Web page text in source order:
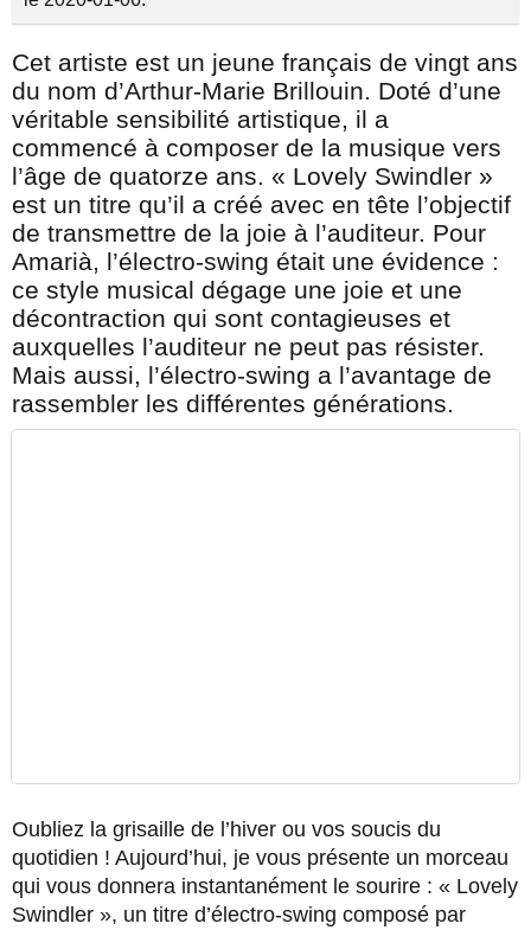
Cet artiste est un jeune français de vingt ans
du nom d’Arthur-Marie Brillouin. Doté d’une
véritable sensibilité artistique, il a
commencé à composer de la musique vers
l’âge de quatorze ans. « Lovely Swindler »
est un titre qu’il a créé avec en tête l’objectif
de transmettre de la joie à l’auditeur. Pour
Amarià, l’électro-swing était une évidence :
ce style musical dégage une joie et une
décontraction qui sont contagieuses et
auxquelles l’auditeur ne peut pas résister.
Mais aussi, l’électro-swing a l’avantage de
rassembler les différentes générations.
Oubliez la grisaille de l’hiver ou vos soucis du
quotidien ! Aujourd’hui, je vous présente un morceau
qui vous donnera instantanément le sourire : « Lovely
Swindler », un titre d’électro-swing composé par